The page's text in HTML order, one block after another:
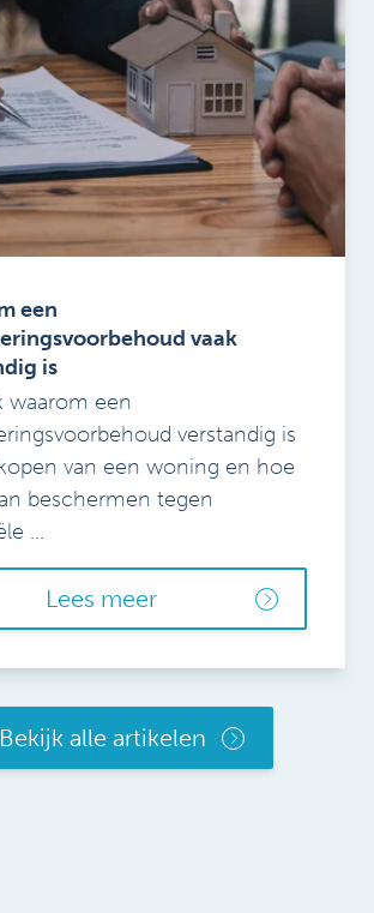
een
vaak
is
waarom een
verstandig is
van een woning en hoe
beschermen tegen
...
Lees meer
Bekijk alle artikelen